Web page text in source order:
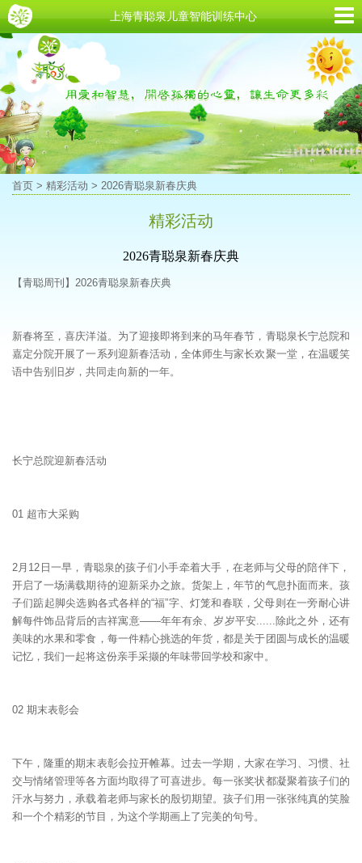
上海青聪泉儿童智能训练中心
首页 > 精彩活动 > 2026青聪泉新春庆典
精彩活动
2026青聪泉新春庆典
【青聪周刊】2026青聪泉新春庆典
新春将至，喜庆洋溢。为了迎接即将到来的马年春节，青聪泉长宁总院和
嘉定分院开展了一系列迎新春活动，全体师生与家长欢聚一堂，在温暖笑
语中告别旧岁，共同走向新的一年。
长宁总院迎新春活动
01 超市大采购
2月12日一早，青聪泉的孩子们小手牵着大手，在老师与父母的陪伴下，
开启了一场满载期待的迎新采办之旅。货架上，年节的气息扑面而来。孩
子们踮起脚尖选购各式各样的“福”字、灯笼和春联，父母则在一旁耐心讲
解每件饰品背后的吉祥寓意——年年有余、岁岁平安......除此之外，还有
美味的水果和零食，每一件精心挑选的年货，都是关于团圆与成长的温暖
记忆，我们一起将这份亲手采撷的年味带回学校和家中。
02 期末表彰会
下午，隆重的期末表彰会拉开帷幕。过去一学期，大家在学习、习惯、社
交与情绪管理等各方面均取得了可喜进步。每一张奖状都凝聚着孩子们的
汗水与努力，承载着老师与家长的殷切期望。孩子们用一张张纯真的笑脸
和一个个精彩的节目，为这个学期画上了完美的句号。